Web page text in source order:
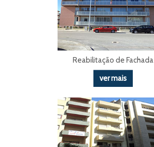
Reabilitação de Fachada
ver mais